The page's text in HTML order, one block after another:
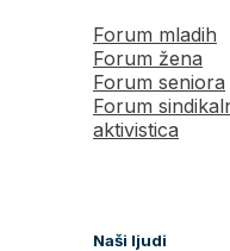
Forum mladih
Forum žena
Forum seniora
Forum
aktivistica
Naši ljudi